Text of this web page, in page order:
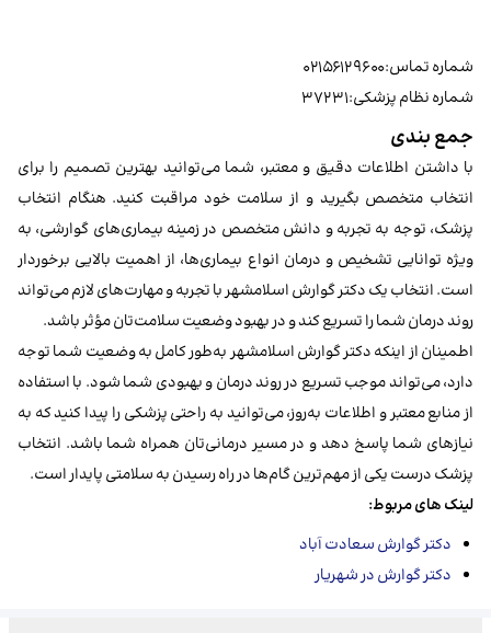
شماره تماس:۰۲۱۵۶۱۲۹۶۰۰
شماره نظام پزشکی:۳۷۲۳۱
جمع بندی
با داشتن اطلاعات دقیق و معتبر، شما می‌توانید بهترین تصمیم را برای
انتخاب متخصص بگیرید و از سلامت خود مراقبت کنید. هنگام انتخاب
پزشک، توجه به تجربه و دانش متخصص در زمینه بیماری‌های گوارشی، به
ویژه توانایی تشخیص و درمان انواع بیماری‌ها، از اهمیت بالایی برخوردار
است. انتخاب یک دکتر گوارش اسلامشهر با تجربه و مهارت‌های لازم می‌تواند
روند درمان شما را تسریع کند و در بهبود وضعیت سلامت‌تان مؤثر باشد.
اطمینان از اینکه دکتر گوارش اسلامشهر به‌طور کامل به وضعیت شما توجه
دارد، می‌تواند موجب تسریع در روند درمان و بهبودی شما شود. با استفاده
از منابع معتبر و اطلاعات به‌روز، می‌توانید به راحتی پزشکی را پیدا کنید که به
نیازهای شما پاسخ دهد و در مسیر درمانی‌تان همراه شما باشد. انتخاب
پزشک درست یکی از مهم‌ترین گام‌ها در راه رسیدن به سلامتی پایدار است.
لینک های مربوط:
دکتر گوارش سعادت آباد
دکتر گوارش در شهریار